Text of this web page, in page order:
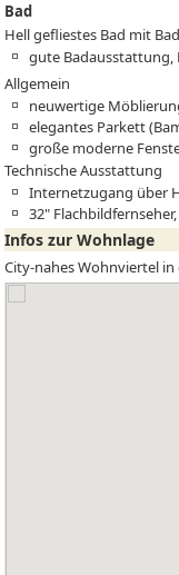
Bad
Hell gefliestes Bad mit
gute
Allgemein
neuwertige
elegantes Parkett
große moderne
Technische Ausstattung
Internetzugang über
32"
Infos zur Wohnlage
City-nahes Wohnviertel